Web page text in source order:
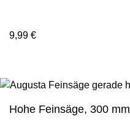
9,99 €
Hohe Feinsäge, 300 mm